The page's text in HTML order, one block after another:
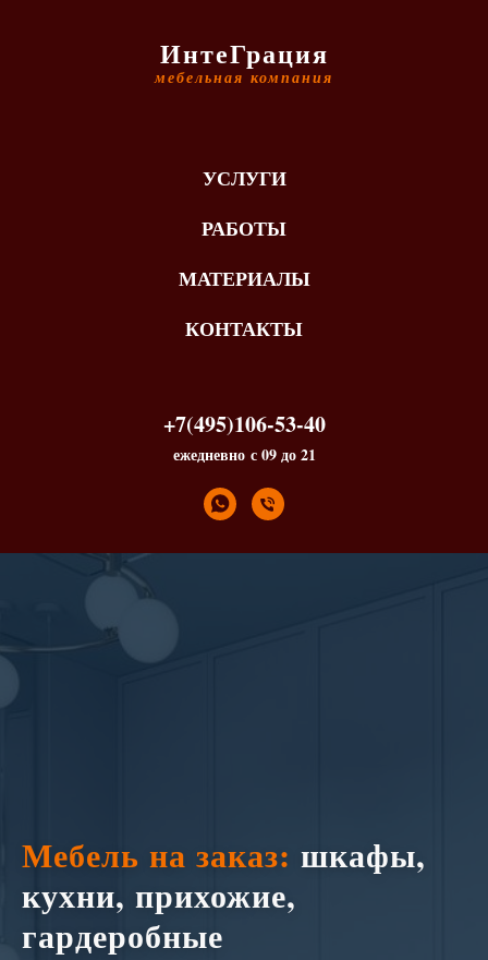
ИнтеГрация
мебельная компания
УСЛУГИ
РАБОТЫ
МАТЕРИАЛЫ
КОНТАКТЫ
+7(495)106-53-40
ежедневно с 09 до 21
Мебель на заказ: шкафы,
кухни, прихожие,
гардеробные